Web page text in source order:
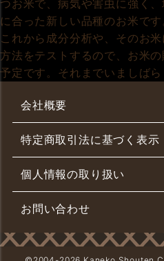
つお米で、病気や害虫に強く
に合った新しい品種のお米です
これから成分分析や、そのお
方法をテストするので、お米の
予定です。それまでいましばら
会社概要
特定商取引法に基づく表示
個人情報の取り扱い
お問い合わせ